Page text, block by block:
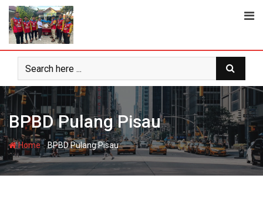
Skip
content
BPBD Pulang Pisau
Home-BPBD Pulang Pisau